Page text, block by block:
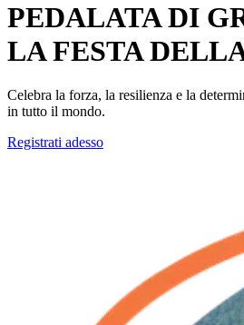
PEDALATA DI
LA FESTA
Celebra la forza, la resilienza e la
in tutto il mondo.
Registrati adesso